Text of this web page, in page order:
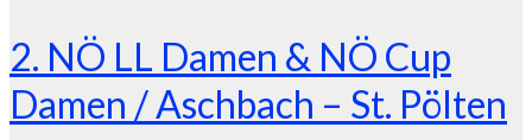
2. NÖ LL Damen & NÖ Cup
Damen / Aschbach – St. Pölten